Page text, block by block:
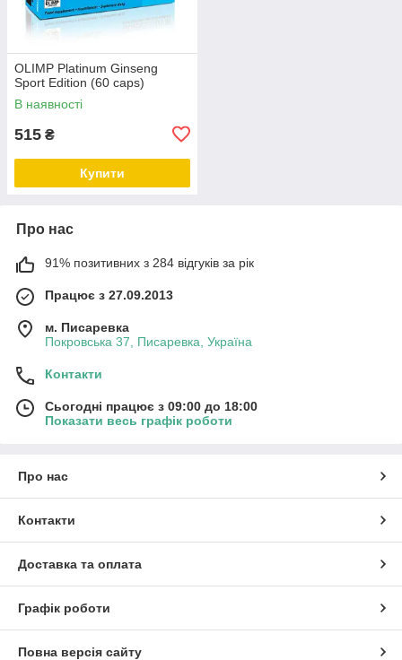
OLIMP Platinum Ginseng
Sport Edition (60 caps)
В наявності
515 ₴
Купити
Про нас
91% позитивних з 284 відгуків за рік
Працює з 27.09.2013
м. Писаревка
Покровська 37, Писаревка, Україна
Контакти
Сьогодні працює з 09:00 до 18:00
Показати весь графік роботи
Про нас
Контакти
Доставка та оплата
Графік роботи
Повна версія сайту